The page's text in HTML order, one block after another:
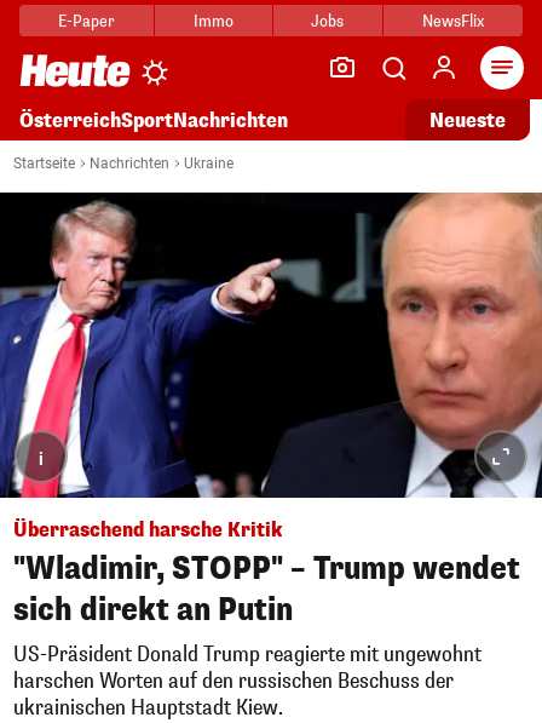
E-Paper Immo Jobs NewsFlix
ÖsterreichSportNachrichten Neueste
Startseite Nachrichten Ukraine
i
Überraschend harsche Kritik
"Wladimir, STOPP" – Trump wendet
sich direkt an Putin
US-Präsident Donald Trump reagierte mit ungewohnt
harschen Worten auf den russischen Beschuss der
ukrainischen Hauptstadt Kiew.